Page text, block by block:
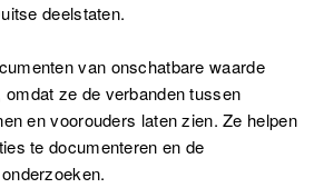
deelstaten.
van onschatbare waarde
ze de verbanden tussen
en voorouders laten zien. Ze helpen
te documenteren en de